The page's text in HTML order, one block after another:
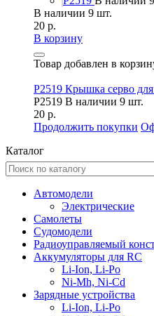
В наличии 9 шт.
20 р.
В корзину
Товар добавлен в
P2519 Крышка серво
P2519 В наличии 9 шт.
20 р.
Продолжить покупки
Каталог
Автомодели
Электрические
Самолеты
Судомодели
Радиоуправляемый
Аккумуляторы для RC
Li-Ion, Li-Po
Ni-Mh, Ni-Cd
Зарядные устройства
Li-Ion, Li-Po